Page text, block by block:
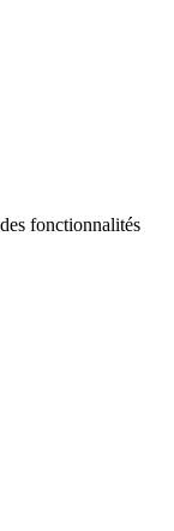
fonctionnalités